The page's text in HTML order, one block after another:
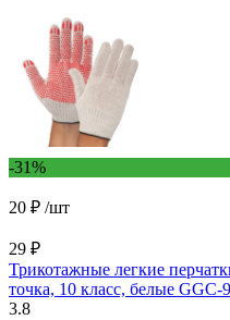
-31%
20 ₽ /шт
29 ₽
Трикотажные легкие
точка, 10 класс, белые GGC-9
3.8